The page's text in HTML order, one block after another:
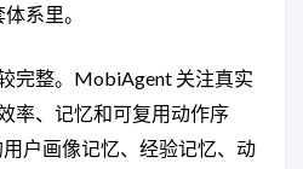
系里。
完整。MobiAgent 关注真实
率、记忆和可复用动作序
户画像记忆、经验记忆、动